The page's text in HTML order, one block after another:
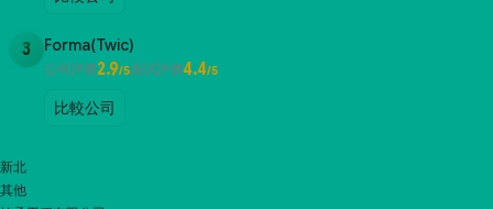
3 Forma(Twic)
公司評價2.9/5面試評價4.4/5
比較公司
新北
其他